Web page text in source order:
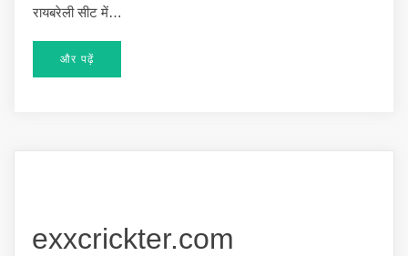
रायबरेली सीट में…
और पढ़ें
exxcrickter.com